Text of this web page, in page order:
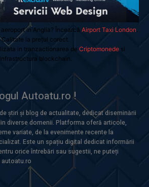
in Anglia? Încearcă Airport Taxi London
Calitate la prețul corect.
in tranzactionarea de Criptomonedesi
infrastructura blockchain.
Autoatu.ro !
știri și blog de actualitate, dedicat diseminării
diverse domenii. Platforma oferă articole,
variate, de la evenimente recente la
Este un spațiu digital dedicat informării
orice întrebări sau sugestii, ne puteți